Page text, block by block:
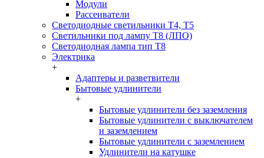
Модули
Рассеиватели
Светодиодные светильники T4, T5
Светильники под лампу Т8 (ЛПО)
Светодиодная лампа тип T8
Электрика
+
Адаптеры и разветвители
Бытовые удлинители
+
Бытовые удлинители без заземления
Бытовые удлинители с выключателем
и заземлением
Бытовые удлинители с заземлением
Удлинители на катушке